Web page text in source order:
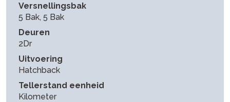
Versnellingsbak
5 Bak, 5 Bak
Deuren
2Dr
Uitvoering
Hatchback
Tellerstand eenheid
Kilometer